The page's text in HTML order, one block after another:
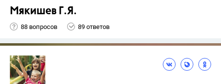
Мякишев Г.Я.
88 вопросов 89 ответов